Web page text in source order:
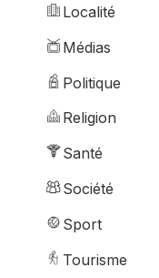
Localité
Médias
Politique
Religion
Santé
Société
Sport
Tourisme